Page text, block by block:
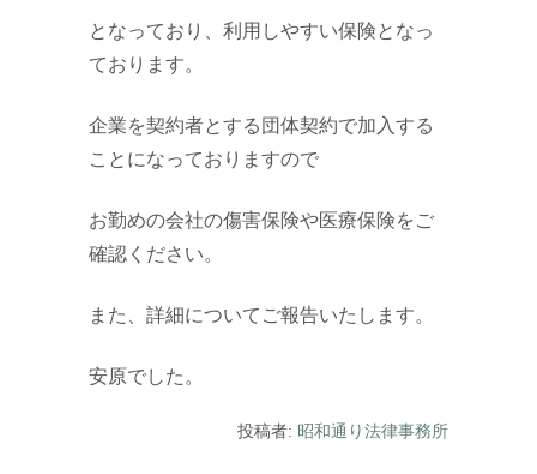
となっており、利用しやすい保険となっ
ております。
企業を契約者とする団体契約で加入する
ことになっておりますので
お勤めの会社の傷害保険や医療保険をご
確認ください。
また、詳細についてご報告いたします。
安原でした。
投稿者: 昭和通り法律事務所